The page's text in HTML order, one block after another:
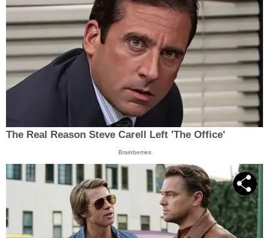
The Real Reason Steve Carell Left 'The Office'
Brainberries